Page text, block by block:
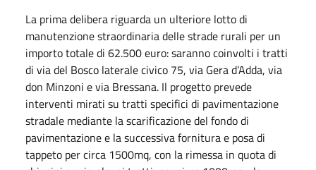
La prima delibera riguarda un ulteriore lotto di
manutenzione straordinaria delle strade rurali per un
importo totale di 62.500 euro: saranno coinvolti i tratti
di via del Bosco laterale civico 75, via Gera d’Adda, via
don Minzoni e via Bressana. Il progetto prevede
interventi mirati su tratti specifici di pavimentazione
stradale mediante la scarificazione del fondo di
pavimentazione e la successiva fornitura e posa di
tappeto per circa 1500mq, con la rimessa in quota di